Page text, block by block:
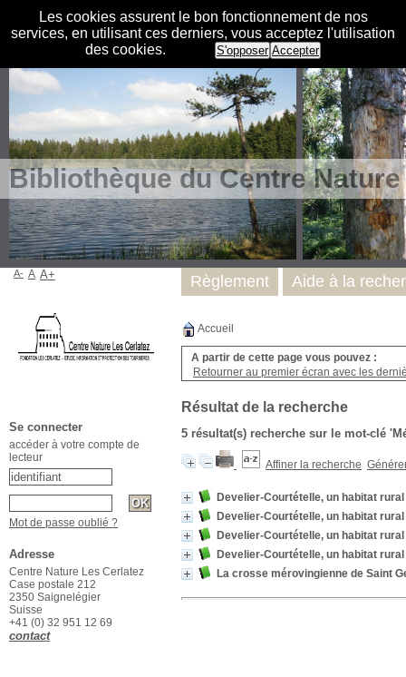
Les cookies assurent le bon fonctionnement de nos
services, en utilisant ces derniers, vous acceptez l'utilisation
des cookies.
S'opposer Accepter
Bibliothèque du Centre
Accueil
A partir de cette page vous pouvez :
Retourner au premier écran avec les
Résultat de la recherche
5 résultat(s) recherche sur le mot-clé
Affiner la recherche
Develier-Courtételle, un habitat
Develier-Courtételle, un habitat
Develier-Courtételle, un habitat
Develier-Courtételle, un habitat
La crosse mérovingienne de Saint
Règlement Aide à la
A- A A+
Se connecter
accéder à votre compte de
lecteur
Mot de passe oublié ?
Adresse
Centre Nature Les Cerlatez
Case postale 212
2350 Saignelégier
Suisse
+41 (0) 32 951 12 69
contact